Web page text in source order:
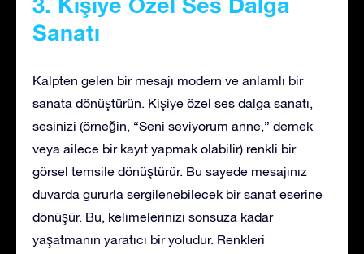
Sanatı
Kalpten gelen bir mesajı modern ve anlamlı bir
sanata dönüştürün. Kişiye özel ses dalga sanatı,
sesinizi (örneğin, “Seni seviyorum anne,” demek
veya ailece bir kayıt yapmak olabilir) renkli bir
görsel temsile dönüştürür. Bu sayede mesajınız
duvarda gururla sergilenebilecek bir sanat eserine
dönüşür. Bu, kelimelerinizi sonsuza kadar
yaşatmanın yaratıcı bir yoludur. Renkleri